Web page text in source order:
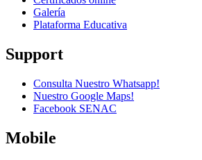
Galería
Plataforma Educativa
Support
Consulta Nuestro Whatsapp!
Nuestro Google Maps!
Facebook SENAC
Mobile